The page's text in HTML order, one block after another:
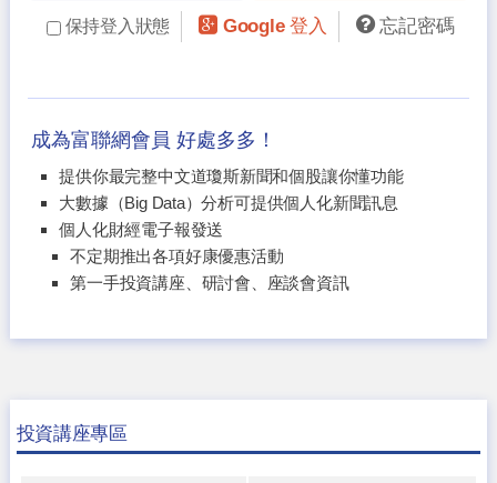
保持登入狀態 Google 登入 忘記密碼
成為富聯網會員 好處多多！
提供你最完整中文道瓊斯新聞和個股讓你懂功能
大數據（Big Data）分析可提供個人化新聞訊息
個人化財經電子報發送
不定期推出各項好康優惠活動
第一手投資講座、研討會、座談會資訊
投資講座專區